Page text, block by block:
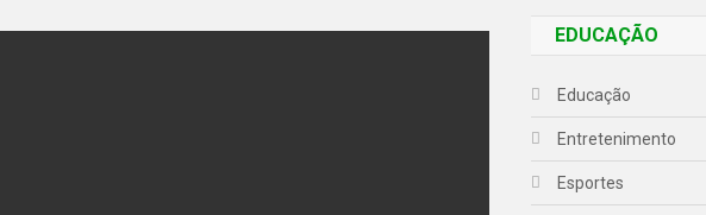
EDUCAÇÃO
Educação
Entretenimento
Esportes